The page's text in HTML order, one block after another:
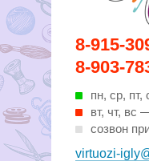
8-915-
8-903-
пн, ср,
вт, чт, вс
созвон
virtuozi-
шитья и